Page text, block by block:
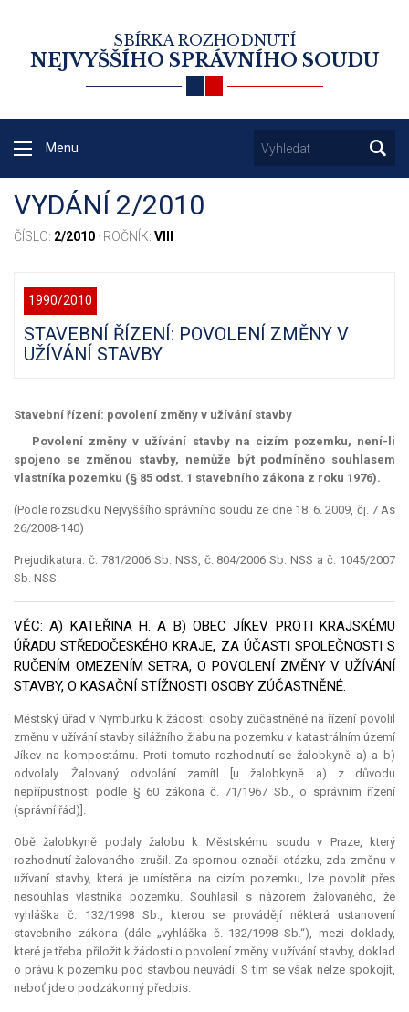
SBÍRKA ROZHODNUTÍ
NEJVYŠŠÍHO SPRÁVNÍHO SOUDU
Menu
VYDÁNÍ 2/2010
ČÍSLO: 2/2010 · ROČNÍK: VIII
1990/2010
STAVEBNÍ ŘÍZENÍ: POVOLENÍ ZMĚNY V
UŽÍVÁNÍ STAVBY
Stavební řízení: povolení změny v užívání stavby
Povolení změny v užívání stavby na cizím pozemku, není-li
spojeno se změnou stavby, nemůže být podmíněno souhlasem
vlastníka pozemku (§ 85 odst. 1 stavebního zákona z roku 1976).
(Podle rozsudku Nejvyššího správního soudu ze dne 18. 6. 2009, čj. 7 As
26/2008-140)
Prejudikatura: č. 781/2006 Sb. NSS, č. 804/2006 Sb. NSS a č. 1045/2007
Sb. NSS.
VĚC: A) KATEŘINA H. A B) OBEC JÍKEV PROTI KRAJSKÉMU
ÚŘADU STŘEDOČESKÉHO KRAJE, ZA ÚČASTI SPOLEČNOSTI S
RUČENÍM OMEZENÍM SETRA, O POVOLENÍ ZMĚNY V UŽÍVÁNÍ
STAVBY, O KASAČNÍ STÍŽNOSTI OSOBY ZÚČASTNĚNÉ.
Městský úřad v Nymburku k žádosti osoby zúčastněné na řízení povolil
změnu v užívání stavby silážního žlabu na pozemku v katastrálním území
Jíkev na kompostárnu. Proti tomuto rozhodnutí se žalobkyně a) a b)
odvolaly. Žalovaný odvolání zamítl [u žalobkyně a) z důvodu
nepřípustnosti podle § 60 zákona č. 71/1967 Sb., o správním řízení
(správní řád)].
Obě žalobkyně podaly žalobu k Městskému soudu v Praze, který
rozhodnutí žalovaného zrušil. Za spornou označil otázku, zda změnu v
užívaní stavby, která je umístěna na cizím pozemku, lze povolit přes
nesouhlas vlastníka pozemku. Souhlasil s názorem žalovaného, že
vyhláška č. 132/1998 Sb., kterou se provádějí některá ustanovení
stavebního zákona (dále „vyhláška č. 132/1998 Sb.“), mezi doklady,
které je třeba přiložit k žádosti o povolení změny v užívání stavby, doklad
o právu k pozemku pod stavbou neuvádí. S tím se však nelze spokojit,
neboť jde o podzákonný předpis.